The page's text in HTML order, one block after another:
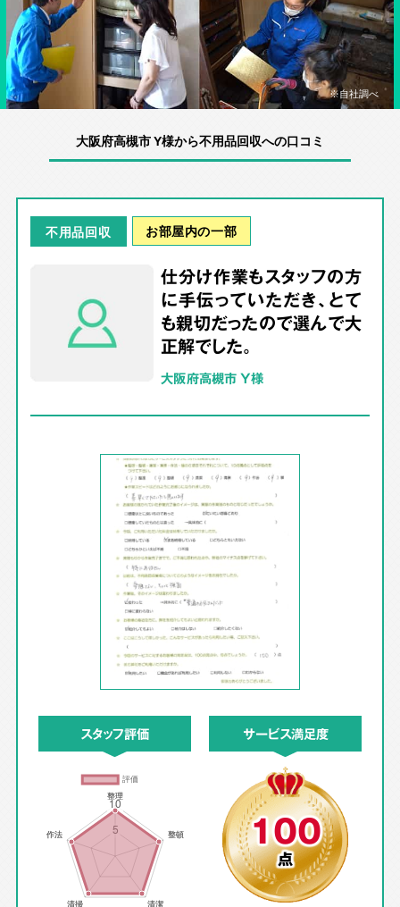
※自社調べ
大阪府高槻市 Y様から不用品回収への口コミ
不用品回収 お部屋内の一部
仕分け作業もスタッフの方
に手伝っていただき、とて
も親切だったので選んで大
正解でした。
大阪府高槻市 Y様
スタッフ評価 サービス満足度
100
点